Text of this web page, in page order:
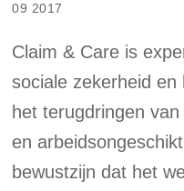
09 2017
Claim & Care is
sociale zekerheid
het terugdringen
en
bewustzijn dat het